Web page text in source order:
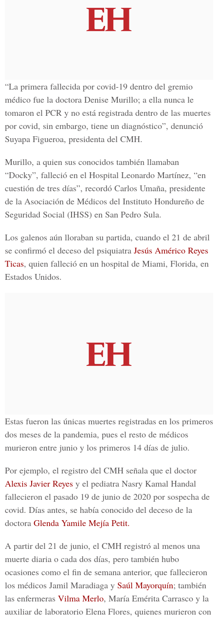
“La primera fallecida por covid-19 dentro del gremio
médico fue la doctora Denise Murillo; a ella nunca le
tomaron el PCR y no está registrada dentro de las muertes
por covid, sin embargo, tiene un diagnóstico”, denunció
Suyapa Figueroa, presidenta del CMH.
Murillo, a quien sus conocidos también llamaban
“Docky”, falleció en el Hospital Leonardo Martínez, “en
cuestión de tres días”, recordó Carlos Umaña, presidente
de la Asociación de Médicos del Instituto Hondureño de
Seguridad Social (IHSS) en San Pedro Sula.
Los galenos aún lloraban su partida, cuando el 21 de abril
se confirmó el deceso del psiquiatra Jesús Américo Reyes
Ticas, quien falleció en un hospital de Miami, Florida, en
Estados Unidos.
Estas fueron las únicas muertes registradas en los primeros
dos meses de la pandemia, pues el resto de médicos
murieron entre junio y los primeros 14 días de julio.
Por ejemplo, el registro del CMH señala que el doctor
Alexis Javier Reyes y el pediatra Nasry Kamal Handal
fallecieron el pasado 19 de junio de 2020 por sospecha de
covid. Días antes, se había conocido del deceso de la
doctora Glenda Yamile Mejía Petit.
A partir del 21 de junio, el CMH registró al menos una
muerte diaria o cada dos días, pero también hubo
ocasiones como el fin de semana anterior, que fallecieron
los médicos Jamil Maradiaga y Saúl Mayorquín; también
las enfermeras Vilma Merlo, María Emérita Carrasco y la
auxiliar de laboratorio Elena Flores, quienes murieron con